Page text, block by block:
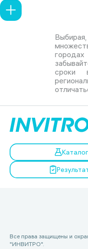
сроки
Все права защищены и
"ИНВИТРО".